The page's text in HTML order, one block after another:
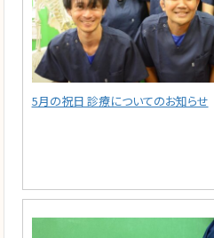
5月の祝日 診療についてのお知らせ